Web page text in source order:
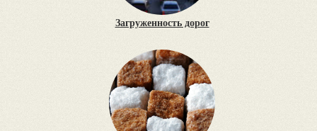
Загруженность дорог